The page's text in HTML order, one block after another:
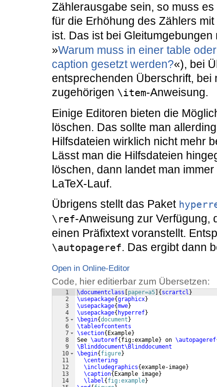
Zählerausgabe sein, so muss
für die Erhöhung des Zählers mit
ist. Das ist bei
»Warum muss in einer table
caption gesetzt werden?«), bei
entsprechenden Überschrift,
zugehörigen \item-Anweisung.
Einige Editoren bieten die
löschen. Das sollte man
Hilfsdateien wirklich nicht mehr
Lässt man die Hilfsdateien
löschen, dann landet man
LaTeX-Lauf.
Übrigens stellt das Paket
\ref-Anweisung zur Verfügung,
einen Präfixtext voranstellt.
\autopageref. Das ergibt dann
Open in Online-Editor
Code, hier editierbar zum Übersetzen:
1
2
3
4
5
6
7
8
9
10
11
12
13
14
\documentclass paper=a5 { scrartcl }
\usepackage{graphicx}
\usepackage{mwe}
\usepackage{ hyperref}
\begin{document }
\tableofcontents
\section{ Example}
See \autoref{ fig:example} on \autopageref
\Blinddocument\Blinddocument
\begin{ figure}
\centering
\includegraphics{example-image}
\caption{ Example image}
\label{ fig:example}